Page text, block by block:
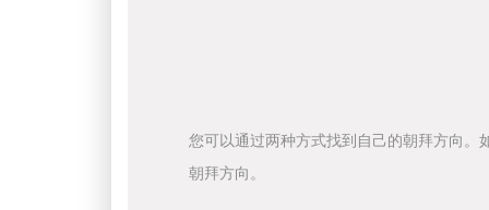
您可以通过两种方式找到自己的朝拜方向
朝拜方向。